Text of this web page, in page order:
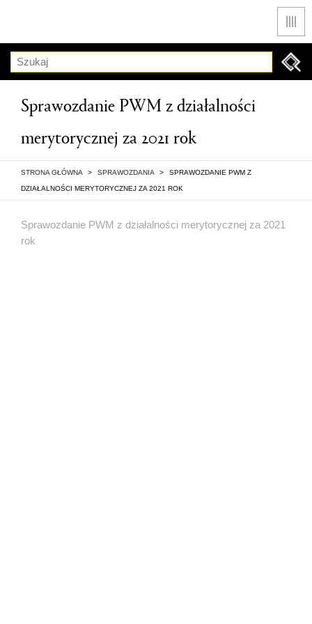
Szukaj
Sprawozdanie PWM z działalności
merytorycznej za 2021 rok
STRONA GŁÓWNA > SPRAWOZDANIA > SPRAWOZDANIE PWM Z
DZIAŁALNOŚCI MERYTORYCZNEJ ZA 2021 ROK
Sprawozdanie PWM z działalności merytorycznej za 2021
rok